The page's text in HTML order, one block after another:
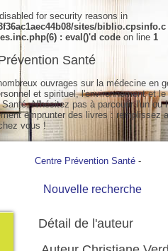
for security reasons in
sites/biblio.cpsinfo.c
: eval()'d code on line 1
Centre Prévention Santé -
Nouvelle recherche
Détail de l'auteur
Santé
ouvrages sur la médecine en
et spirituel, l'environnement et
N'hésitez pas à parcourir l'un
emprunter des livres : remplissez
vous !